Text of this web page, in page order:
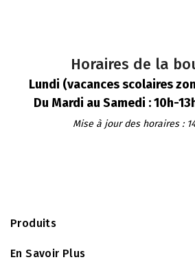
Horaires de la
Lundi (vacances scolaires
Du Mardi au Samedi : 10h-
Mise à jour des horaires :
Produits
En Savoir Plus